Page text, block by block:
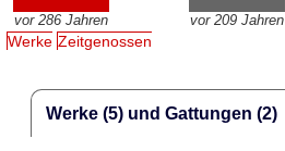
vor 286 Jahren vor 209 Jahren
Werke Zeitgenossen
Werke (5) und Gattungen (2)